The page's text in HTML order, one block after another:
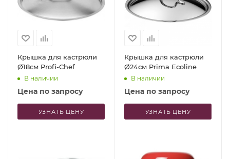
Крышка для кастрюли
Ø18см Profi-Chef
В наличии
Цена по запросу
УЗНАТЬ ЦЕНУ
Крышка для кастрюли
Ø24см Prima Ecoline
В наличии
Цена по запросу
УЗНАТЬ ЦЕНУ